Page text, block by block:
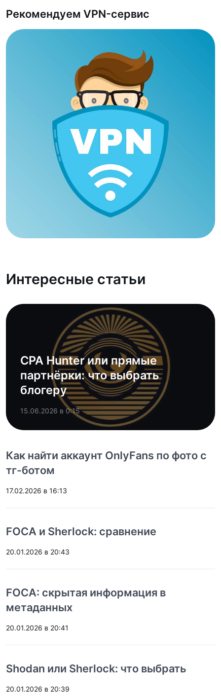
Рекомендуем VPN-сервис
Интересные статьи
CPA Hunter или прямые
партнёрки: что выбрать
блогеру
15.06.2026 в 0:15
Как найти аккаунт OnlyFans по фото с
тг-ботом
17.02.2026 в 16:13
FOCA и Sherlock: сравнение
20.01.2026 в 20:43
FOCA: скрытая информация в
метаданных
20.01.2026 в 20:41
Shodan или Sherlock: что выбрать
20.01.2026 в 20:39